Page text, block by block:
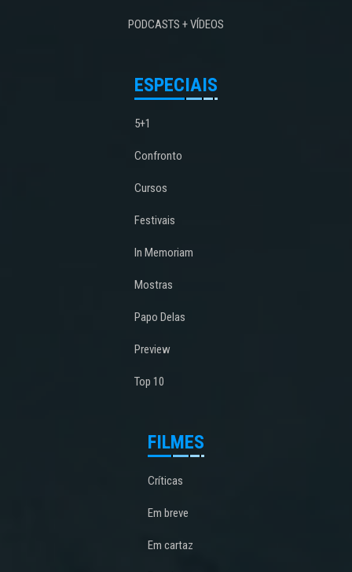
PODCASTS + VÍDEOS
ESPECIAIS
5+1
Confronto
Cursos
Festivais
In Memoriam
Mostras
Papo Delas
Preview
Top 10
FILMES
Críticas
Em breve
Em cartaz